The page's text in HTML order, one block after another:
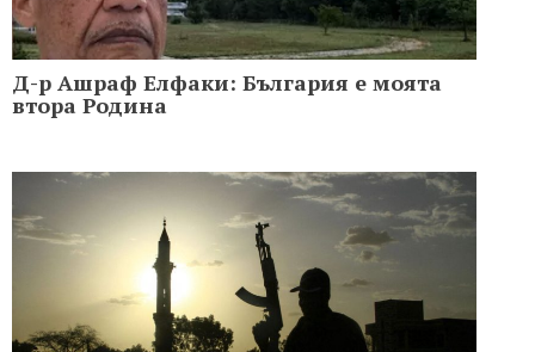
Д-р Ашраф Елфаки: България е моята
втора Родина